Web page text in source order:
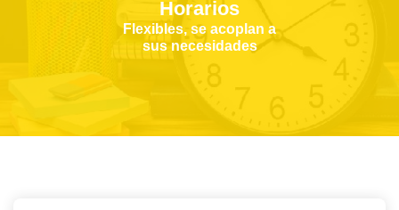
Horarios
Flexibles, se acoplan a
sus necesidades